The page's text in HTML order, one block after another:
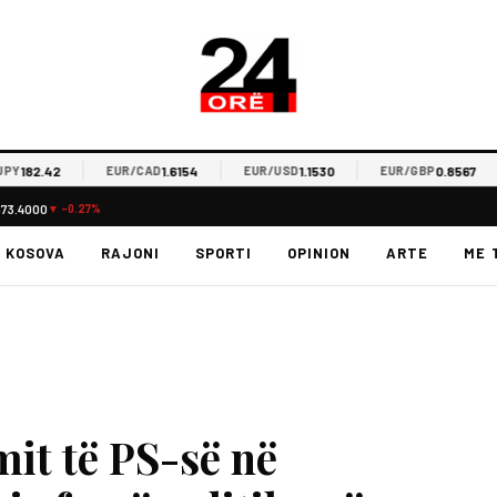
EUR/CAD1.6154 EUR/USD1.1530 EUR/GBP0.8567
▼ -0.27%
KOSOVA RAJONI SPORTI OPINION ARTE ME
të PS-së në